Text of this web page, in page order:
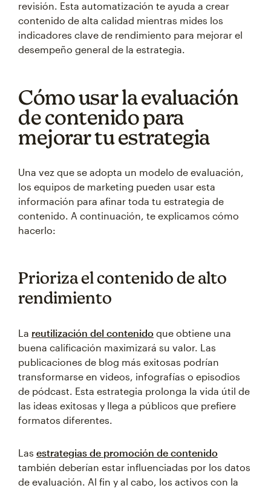
revisión. Esta automatización te ayuda a crear
contenido de alta calidad mientras mides los
indicadores clave de rendimiento para mejorar el
desempeño general de la estrategia.
Cómo usar la evaluación
de contenido para
mejorar tu estrategia
Una vez que se adopta un modelo de evaluación,
los equipos de marketing pueden usar esta
información para afinar toda tu estrategia de
contenido. A continuación, te explicamos cómo
hacerlo:
Prioriza el contenido de alto
rendimiento
La reutilización del contenido que obtiene una
buena calificación maximizará su valor. Las
publicaciones de blog más exitosas podrían
transformarse en videos, infografías o episodios
de pódcast. Esta estrategia prolonga la vida útil de
las ideas exitosas y llega a públicos que prefiere
formatos diferentes.
Las estrategias de promoción de contenido
también deberían estar influenciadas por los datos
de evaluación. Al fin y al cabo, los activos con la